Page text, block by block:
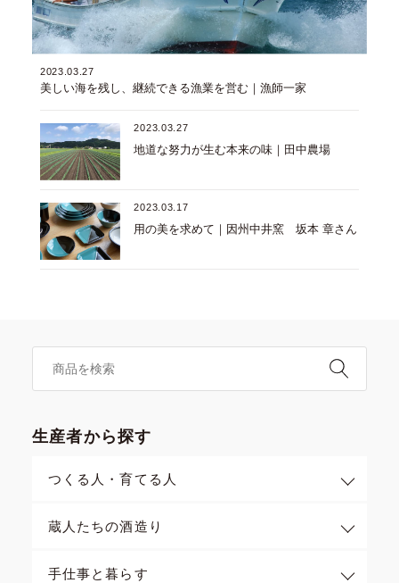
2023.03.27
美しい海を残し、継続できる漁業を営む｜漁師一家
2023.03.27
地道な努力が生む本来の味｜田中農場
2023.03.17
用の美を求めて｜因州中井窯 坂本 章さん
生産者から探す
つくる人・育てる人
蔵人たちの酒造り
手仕事と暮らす